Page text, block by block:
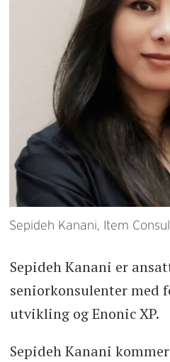
Sepideh Kanani, Item
Sepideh Kanani er
seniorkonsulenter med
utvikling og Enonic XP.
Sepideh Kanani